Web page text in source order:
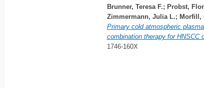
Brunner, Teresa F.; Probst,
Zimmermann, Julia L.; Morfill,
Primary cold atmospheric
combination therapy for HNSCC
1746-160X